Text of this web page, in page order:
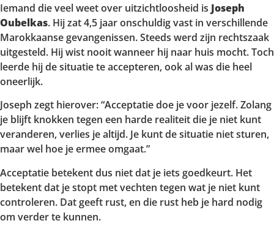
Iemand die veel weet over uitzichtloosheid is Joseph
Oubelkas. Hij zat 4,5 jaar onschuldig vast in verschillende
Marokkaanse gevangenissen. Steeds werd zijn rechtszaak
uitgesteld. Hij wist nooit wanneer hij naar huis mocht. Toch
leerde hij de situatie te accepteren, ook al was die heel
oneerlijk.
Joseph zegt hierover: “Acceptatie doe je voor jezelf. Zolang
je blijft knokken tegen een harde realiteit die je niet kunt
veranderen, verlies je altijd. Je kunt de situatie niet sturen,
maar wel hoe je ermee omgaat.”
Acceptatie betekent dus niet dat je iets goedkeurt. Het
betekent dat je stopt met vechten tegen wat je niet kunt
controleren. Dat geeft rust, en die rust heb je hard nodig
om verder te kunnen.